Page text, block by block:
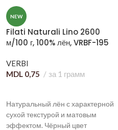
ажурных, лёгких изделий.
NEW
Filati Naturali Lino 2600
м/100 г, 100% лён, VRBF-195
VERBI
MDL 0,75 за 1 грамм
Натуральный лён с характерной
сухой текстурой и матовым
эффектом. Чёрный цвет